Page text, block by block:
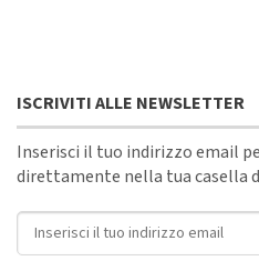
ISCRIVITI ALLE NEWSLETTER
Inserisci il tuo indirizzo email
direttamente nella tua casella
Indirizzo email